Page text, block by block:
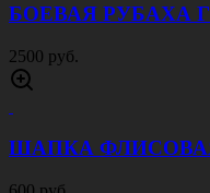
БОЕВАЯ РУБАХА
2500 руб.
ШАПКА